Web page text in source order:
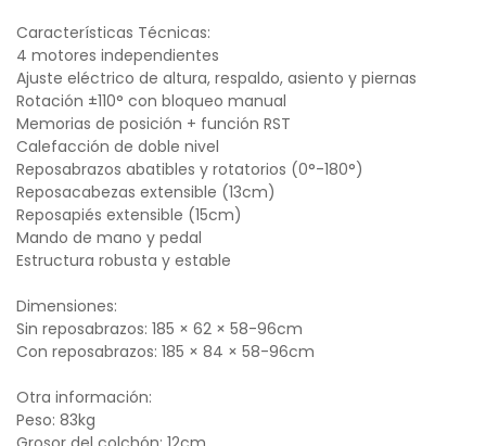
Características Técnicas:
4 motores independientes
Ajuste eléctrico de altura, respaldo, asiento y piernas
Rotación ±110° con bloqueo manual
Memorias de posición + función RST
Calefacción de doble nivel
Reposabrazos abatibles y rotatorios (0°-180°)
Reposacabezas extensible (13cm)
Reposapiés extensible (15cm)
Mando de mano y pedal
Estructura robusta y estable
Dimensiones:
Sin reposabrazos: 185 × 62 × 58-96cm
Con reposabrazos: 185 × 84 × 58-96cm
Otra información:
Peso: 83kg